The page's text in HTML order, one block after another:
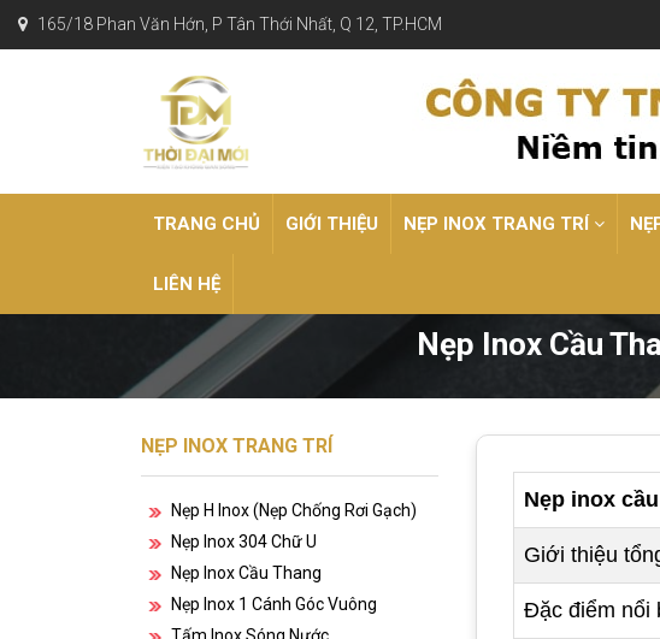
165/18 Phan Văn Hớn, P Tân Thới Nhất, Q 12, TP.HCM
TRANG CHỦ GIỚI THIỆU NẸP INOX TRANG TRÍ
LIÊN HỆ
Nẹp Inox Cầu
NẸP INOX TRANG TRÍ
Nẹp H Inox (nẹp Chống Rơi Gạch)
Nẹp Inox 304 Chữ U
Nẹp Inox Cầu Thang
Nẹp Inox 1 Cánh Góc Vuông
Nẹp inox
Giới thiệu
Đặc điểm nổi